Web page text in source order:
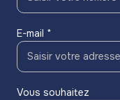
E-mail *
Vous souhaitez